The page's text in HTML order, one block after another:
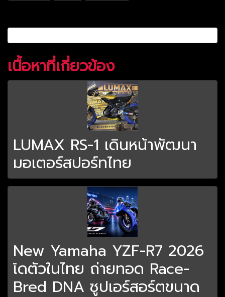
เนื้อหาที่เกี่ยวข้อง
LUMAX RS-1 เดินหน้าพัฒนา
มอเตอร์สปอร์ทไทย
New Yamaha YZF-R7 2026
เิดตัวในไทย ถ่ายทอด Race-
Bred DNA ซูปเอร์สอร์ตขนาด